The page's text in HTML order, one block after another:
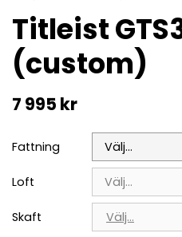
Titleist
(custom)
7 995 kr
Fattning Välj...
Loft Välj...
Skaft
Välj...